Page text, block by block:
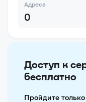
Адреса
0
Доступ к
бесплатно
Пройдите